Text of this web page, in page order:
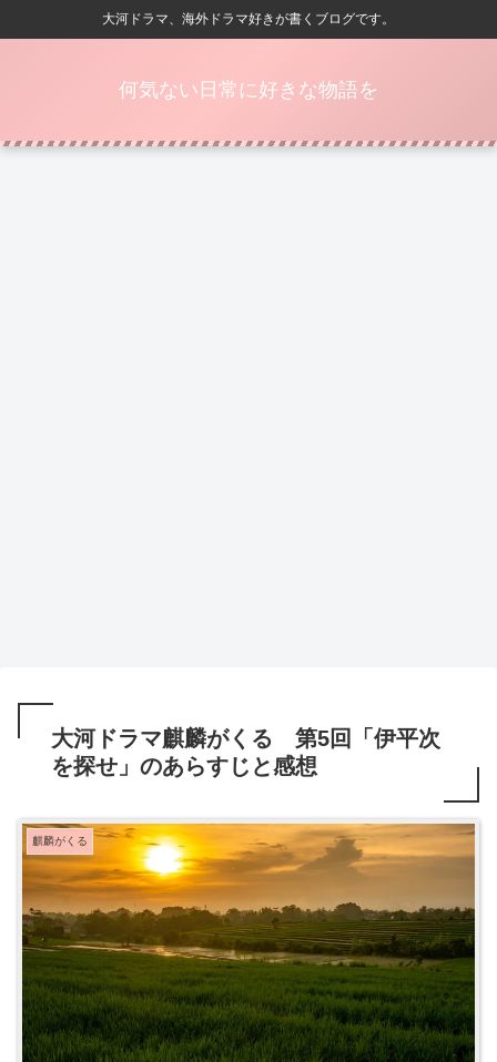
大河ドラマ、海外ドラマ好きが書くブログです。
何気ない日常に好きな物語を
大河ドラマ麒麟がくる 第5回「伊平次
を探せ」のあらすじと感想
麒麟がくる